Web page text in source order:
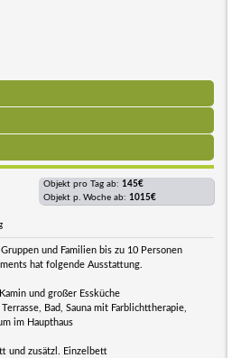
Objekt pro Tag ab: 145€
Objekt p. Woche ab: 1015€
und Familien bis zu 10 Personen
hat folgende Ausstattung.
und großer Essküche
Bad, Sauna mit Farblichttherapie,
im Haupthaus
und zusätzl. Einzelbett